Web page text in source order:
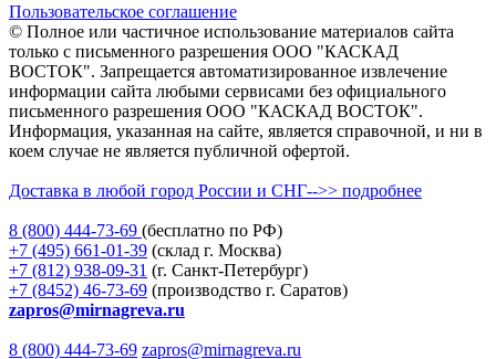
Пользовательское соглашение
© Полное или частичное использование материалов сайта
только с письменного разрешения ООО "КАСКАД
ВОСТОК". Запрещается автоматизированное извлечение
информации сайта любыми сервисами без официального
письменного разрешения ООО "КАСКАД ВОСТОК".
Информация, указанная на сайте, является справочной, и ни в
коем случае не является публичной офертой.
Доставка в любой город России и СНГ-->> подробнее
8 (800) 444-73-69 (бесплатно по РФ)
+7 (495) 661-01-39 (склад г. Москва)
+7 (812) 938-09-31 (г. Санкт-Петербург)
+7 (8452) 46-73-69 (производство г. Саратов)
zapros@mirnagreva.ru
8 (800) 444-73-69 zapros@mirnagreva.ru